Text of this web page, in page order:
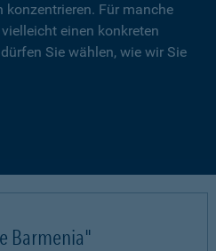
Für manche
einen konkreten
Sie wählen, wie wir Sie
Barmenia"